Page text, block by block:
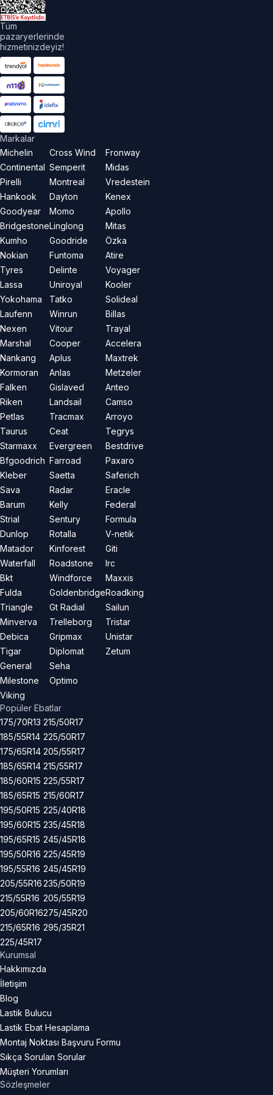
Tüm
pazaryerlerinde
hizmetinizdeyiz!
Markalar
Michelin
Continental
Pirelli
Hankook
Goodyear
Bridgestone
Kumho
Nokian
Tyres
Lassa
Yokohama
Laufenn
Nexen
Marshal
Nankang
Kormoran
Falken
Riken
Petlas
Taurus
Starmaxx
Bfgoodrich
Kleber
Sava
Barum
Strial
Dunlop
Matador
Waterfall
Bkt
Fulda
Triangle
Minverva
Debica
Tigar
General
Milestone
Viking
Cross Wind
Semperit
Montreal
Dayton
Momo
Linglong
Goodride
Funtoma
Delinte
Uniroyal
Tatko
Winrun
Vitour
Cooper
Aplus
Anlas
Gislaved
Landsail
Tracmax
Ceat
Evergreen
Farroad
Saetta
Radar
Kelly
Sentury
Rotalla
Kinforest
Roadstone
Windforce
Goldenbridge
Gt Radial
Trelleborg
Gripmax
Diplomat
Seha
Optimo
Fronway
Midas
Vredestein
Kenex
Apollo
Mitas
Özka
Atire
Voyager
Kooler
Solideal
Billas
Trayal
Accelera
Maxtrek
Metzeler
Anteo
Camso
Arroyo
Tegrys
Bestdrive
Paxaro
Saferich
Eracle
Federal
Formula
V-netik
Giti
Irc
Maxxis
Roadking
Sailun
Tristar
Unistar
Zetum
Popüler Ebatlar
175/70R13
185/55R14
175/65R14
185/65R14
185/60R15
185/65R15
195/50R15
195/60R15
195/65R15
195/50R16
195/55R16
205/55R16
215/55R16
205/60R16
215/65R16
225/45R17
215/50R17
225/50R17
205/55R17
215/55R17
225/55R17
215/60R17
225/40R18
235/45R18
245/45R18
225/45R19
245/45R19
235/50R19
205/55R19
275/45R20
295/35R21
Kurumsal
Hakkımızda
İletişim
Blog
Lastik Bulucu
Lastik Ebat Hesaplama
Montaj Noktası Başvuru Formu
Sıkça Sorulan Sorular
Müşteri Yorumları
Sözleşmeler